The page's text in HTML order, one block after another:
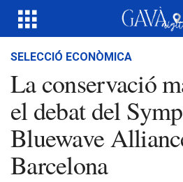
SELECCIÓ ECONÒMICA
La conservació
el debat del
Bluewave
Barcelona